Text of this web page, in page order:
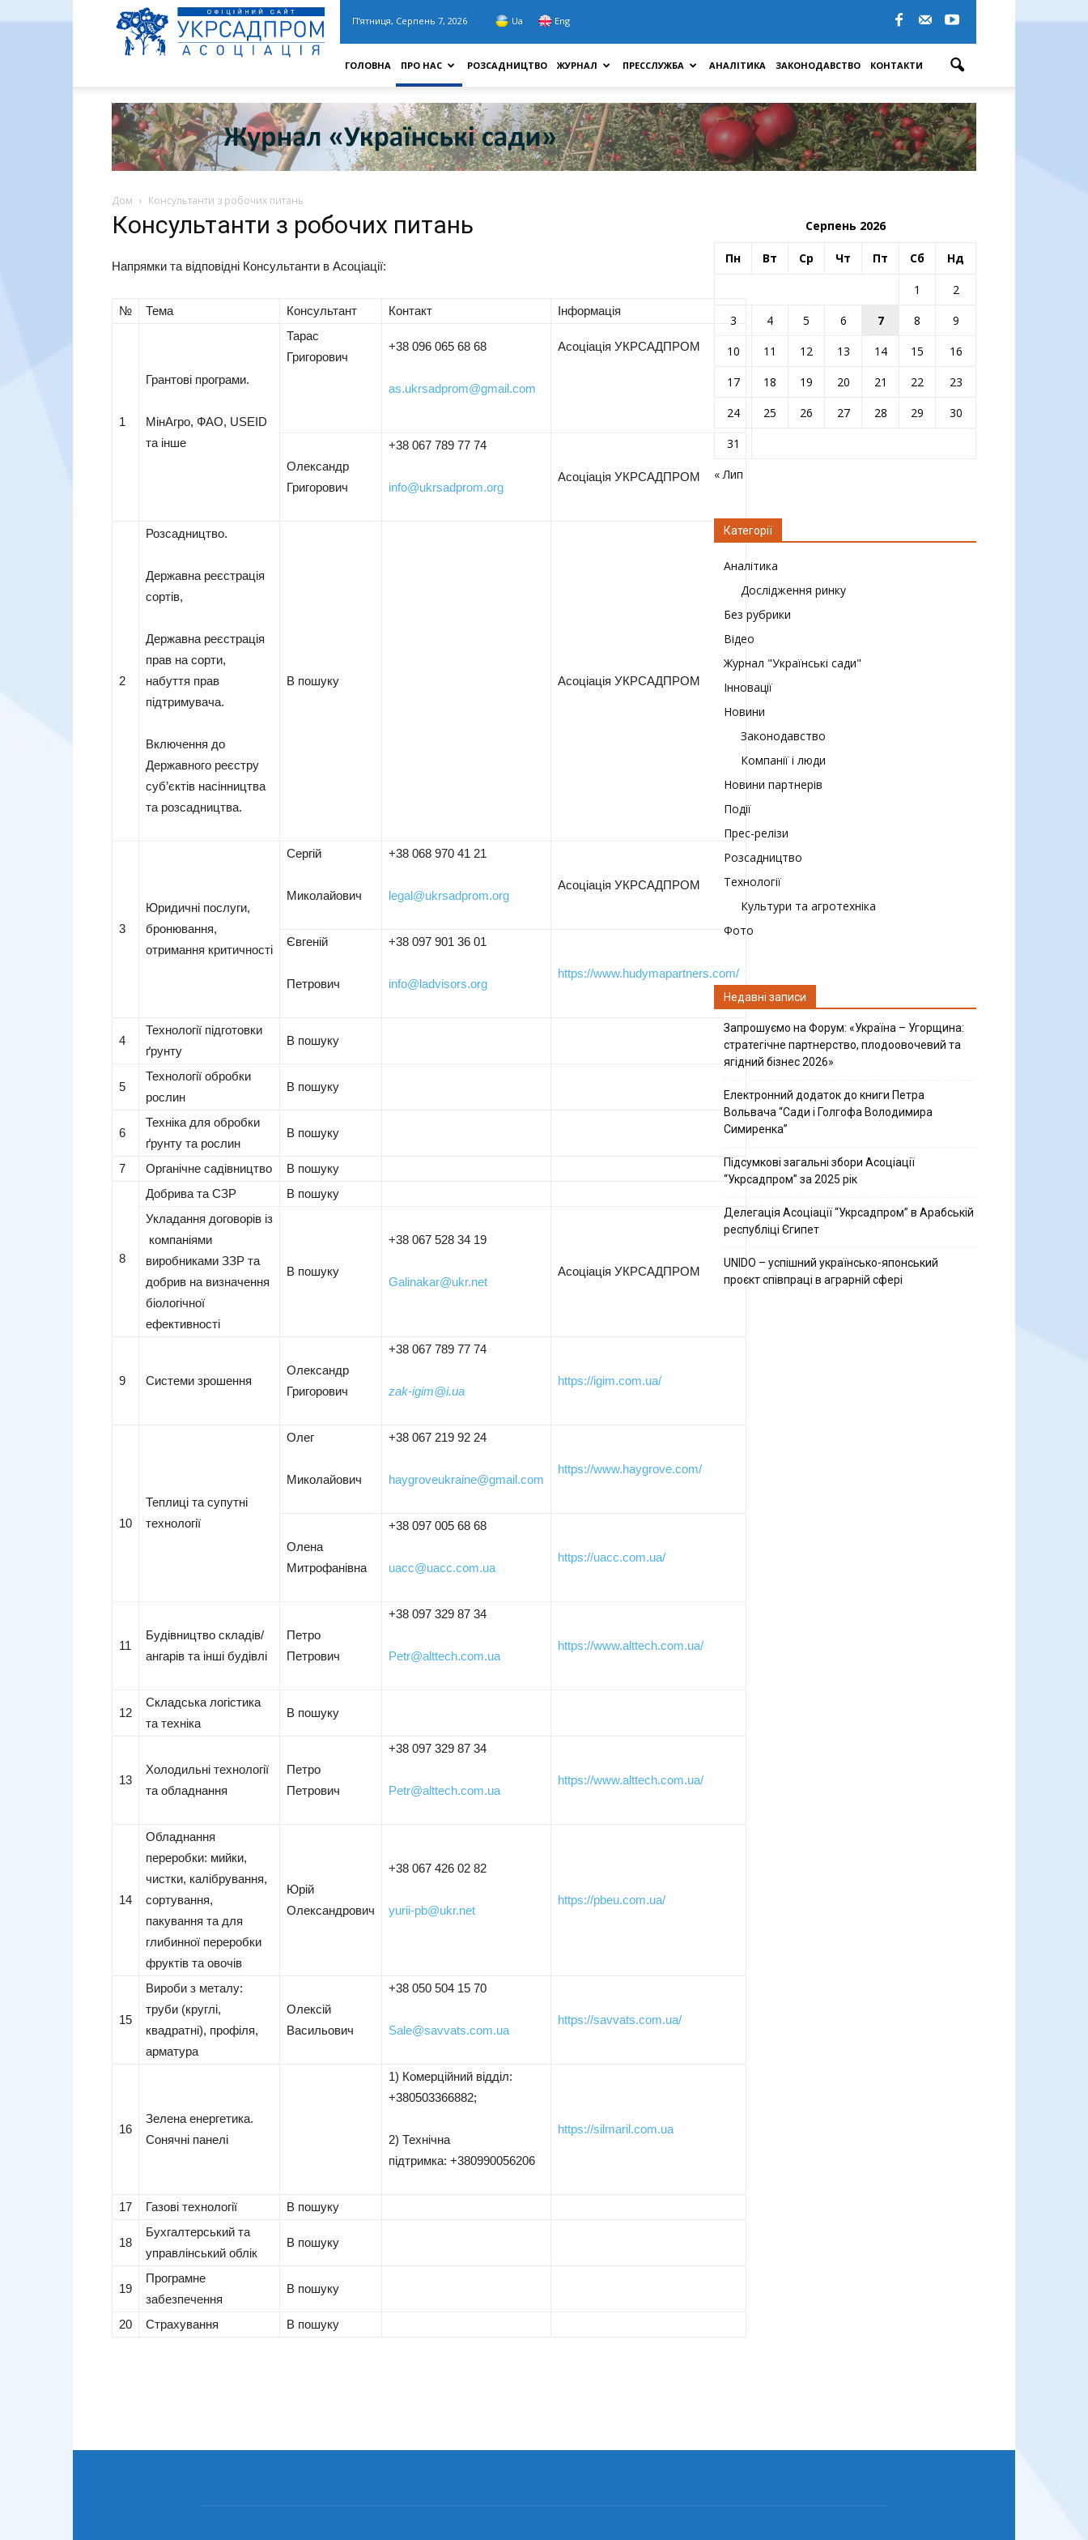
УКРСАДПРОМ
П’ятниця, Серпень 7, 2026 Ua Eng
ГОЛОВНА ПРО НАС РОЗСАДНИЦТВО ЖУРНАЛ ПРЕССЛУЖБА АНАЛІТИКА ЗАКОНОДАВСТВО КОНТАКТИ
Дом Консультанти з робочих питань
Консультанти з робочих питань
Напрямки та відповідні Консультанти в Асоціації:
№ Тема Консультант Контакт Інформація
1
Грантові програми.
МінАгро, ФАО, USEID
та інше
Тарас
Григорович
+38 096 065 68 68
as.ukrsadprom@gmail.com
Асоціація УКРСАДПРОМ
Олександр
Григорович
+38 067 789 77 74
info@ukrsadprom.org
Асоціація УКРСАДПРОМ
2
Розсадництво.
Державна реєстрація
сортів,
Державна реєстрація
прав на сорти,
набуття прав
підтримувача.
Включення до
Державного реєстру
суб’єктів насінництва
та розсадництва.
В пошуку Асоціація УКРСАДПРОМ
3
Юридичні послуги,
бронювання,
отримання критичності
Сергій
Миколайович
+38 068 970 41 21
legal@ukrsadprom.org
Асоціація УКРСАДПРОМ
Євгеній
Петрович
+38 097 901 36 01
info@ladvisors.org
https://www.hudymapartners.com/
4
Технології підготовки
ґрунту
В пошуку
5
Технології обробки
рослин
В пошуку
6
Техніка для обробки
ґрунту та рослин
В пошуку
7 Органічне садівництво В пошуку
8
Добрива та СЗР
В пошуку
Укладання договорів із
компаніями
виробниками ЗЗР та
добрив на визначення
біологічної
ефективності
В пошуку
+38 067 528 34 19
Galinakar@ukr.net
Асоціація УКРСАДПРОМ
9 Системи зрошення
Олександр
Григорович
+38 067 789 77 74
zak-igim@i.ua
https://igim.com.ua/
10
Теплиці та супутні
технології
Олег
Миколайович
+38 067 219 92 24
haygroveukraine@gmail.com
https://www.haygrove.com/
Олена
Митрофанівна
+38 097 005 68 68
uacc@uacc.com.ua
https://uacc.com.ua/
11
Будівництво складів/
ангарів та інші будівлі
Петро
Петрович
+38 097 329 87 34
Petr@alttech.com.ua
https://www.alttech.com.ua/
12
Складська логістика
та техніка
В пошуку
13
Холодильні технології
та обладнання
Петро
Петрович
+38 097 329 87 34
Petr@alttech.com.ua
https://www.alttech.com.ua/
14
Обладнання
переробки: мийки,
чистки, калібрування,
сортування,
пакування та для
глибинної переробки
фруктів та овочів
Юрій
Олександрович
+38 067 426 02 82
yurii-pb@ukr.net
https://pbeu.com.ua/
15
Вироби з металу:
труби (круглі,
квадратні), профіля,
арматура
Олексій
Васильович
+38 050 504 15 70
Sale@savvats.com.ua
https://savvats.com.ua/
16
Зелена енергетика.
Сонячні панелі
1) Комерційний відділ:
+380503366882;
2) Технічна
підтримка: +380990056206
https://silmaril.com.ua
17 Газові технології В пошуку
18
Бухгалтерський та
управлінський облік
В пошуку
19
Програмне
забезпечення
В пошуку
20 Страхування В пошуку
Серпень 2026
Пн Вт Ср Чт Пт Сб Нд
« Лип
1
2
3
4 5 6 7 8
9
10
11 12 13 14 15
16
17
18 19 20 21 22
23
24
25 26 27 28 29
30
31
Категорії
Аналітика
Дослідження ринку
Без рубрики
Відео
Журнал "Українські сади"
Інновації
Новини
Законодавство
Компанії і люди
Новини партнерів
Події
Прес-релізи
Розсадництво
Технології
Культури та агротехніка
Фото
Недавні записи
Запрошуємо на Форум: «Україна – Угорщина:
стратегічне партнерство, плодоовочевий та
ягідний бізнес 2026»
Електронний додаток до книги Петра
Вольвача “Сади і Голгофа Володимира
Симиренка”
Підсумкові загальні збори Асоціації
“Укрсадпром” за 2025 рік
Делегація Асоціації “Укрсадпром” в Арабській
республіці Єгипет
UNIDO – успішний українсько-японський
проєкт співпраці в аграрній сфері